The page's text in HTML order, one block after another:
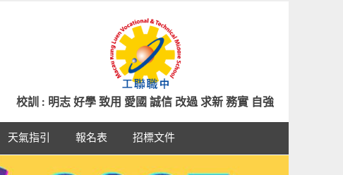
校訓 : 明志 好學 致用 愛國 誠信 改過 求新 務實 自強
天氣指引 報名表 招標文件